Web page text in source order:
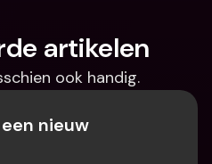
artikelen
ook handig.
nieuw